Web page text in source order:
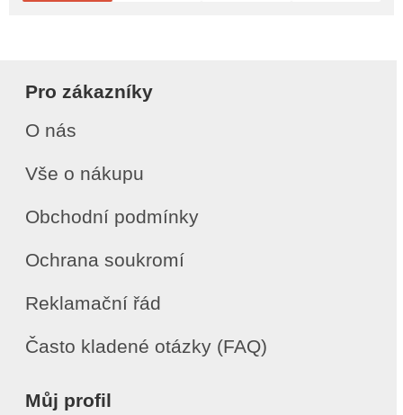
Pro zákazníky
O nás
Vše o nákupu
Obchodní podmínky
Ochrana soukromí
Reklamační řád
Často kladené otázky (FAQ)
Můj profil